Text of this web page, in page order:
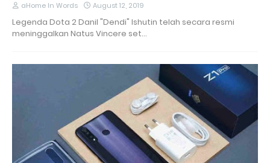
aHome In Words August 12, 2019
Legenda Dota 2 Danil "Dendi" Ishutin telah secara resmi
meninggalkan Natus Vincere set…